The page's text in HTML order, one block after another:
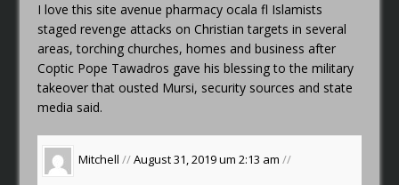
I love this siteavenue pharmacy ocala fl Islamists
staged revenge attacks on Christian targets in several
areas, torching churches, homes and business after
Coptic Pope Tawadros gave his blessing to the military
takeover that ousted Mursi, security sources and state
media said.
Mitchell //August 31, 2019 um 2:13 am//